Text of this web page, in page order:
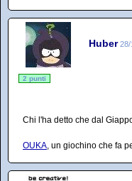
Huber 28/
2 punti
Chi l'ha detto che dal
OUKA, un giochino che fa